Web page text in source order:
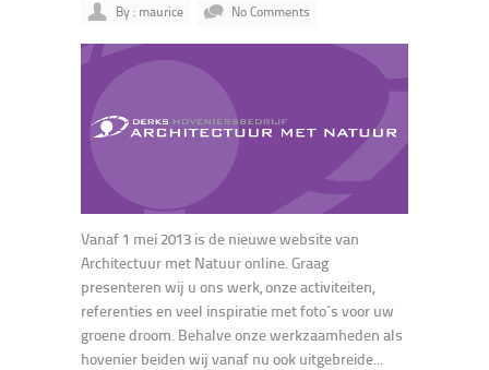
By : maurice
No Comments
Vanaf 1 mei 2013 is de nieuwe website van
Architectuur met Natuur online. Graag
presenteren wij u ons werk, onze activiteiten,
referenties en veel inspiratie met foto´s voor uw
groene droom. Behalve onze werkzaamheden als
hovenier beiden wij vanaf nu ook uitgebreide...